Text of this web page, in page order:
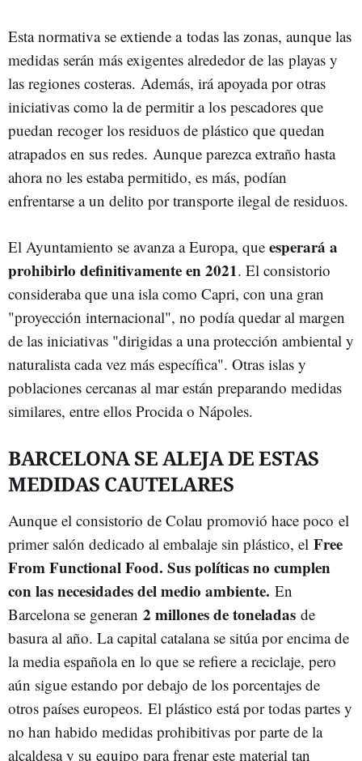
Esta normativa se extiende a todas las zonas, aunque las
medidas serán más exigentes alrededor de las playas y
las regiones costeras. Además, irá apoyada por otras
iniciativas como la de permitir a los pescadores que
puedan recoger los residuos de plástico que quedan
atrapados en sus redes. Aunque parezca extraño hasta
ahora no les estaba permitido, es más, podían
enfrentarse a un delito por transporte ilegal de residuos.
El Ayuntamiento se avanza a Europa, que esperará a
prohibirlo definitivamente en 2021. El consistorio
consideraba que una isla como Capri, con una gran
"proyección internacional", no podía quedar al margen
de las iniciativas "dirigidas a una protección ambiental y
naturalista cada vez más específica". Otras islas y
poblaciones cercanas al mar están preparando medidas
similares, entre ellos Procida o Nápoles.
BARCELONA SE ALEJA DE ESTAS
MEDIDAS CAUTELARES
Aunque el consistorio de Colau promovió hace poco el
primer salón dedicado al embalaje sin plástico, el Free
From Functional Food. Sus políticas no cumplen
con las necesidades del medio ambiente. En
Barcelona se generan 2 millones de toneladas de
basura al año. La capital catalana se sitúa por encima de
la media española en lo que se refiere a reciclaje, pero
aún sigue estando por debajo de los porcentajes de
otros países europeos. El plástico está por todas partes y
no han habido medidas prohibitivas por parte de la
alcaldesa y su equipo para frenar este material tan